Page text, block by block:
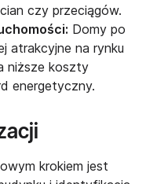
czy przeciągów.
Domy po
atrakcyjne na rynku
niższe koszty
energetyczny.
krokiem jest